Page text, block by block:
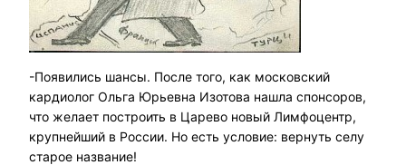
-Появились шансы. После того, как московский
кардиолог Ольга Юрьевна Изотова нашла спонсоров,
что желает построить в Царево новый Лимфоцентр,
крупнейший в России. Но есть условие: вернуть селу
старое название!